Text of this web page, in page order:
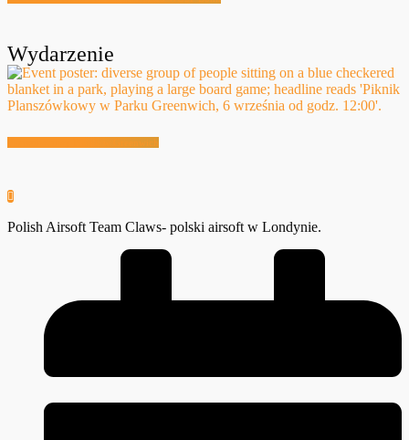
Wydarzenie
Polish Airsoft Team Claws- polski airsoft w Londynie.